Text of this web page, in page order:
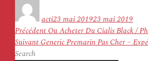
actile
23 mai 201923 mai 2019
Navigation
de
l’article
Précédent Article
précédent :
Ou Acheter Du Cialis Black /
Suivant Article
Generic Premarin Pas Cher –
Search